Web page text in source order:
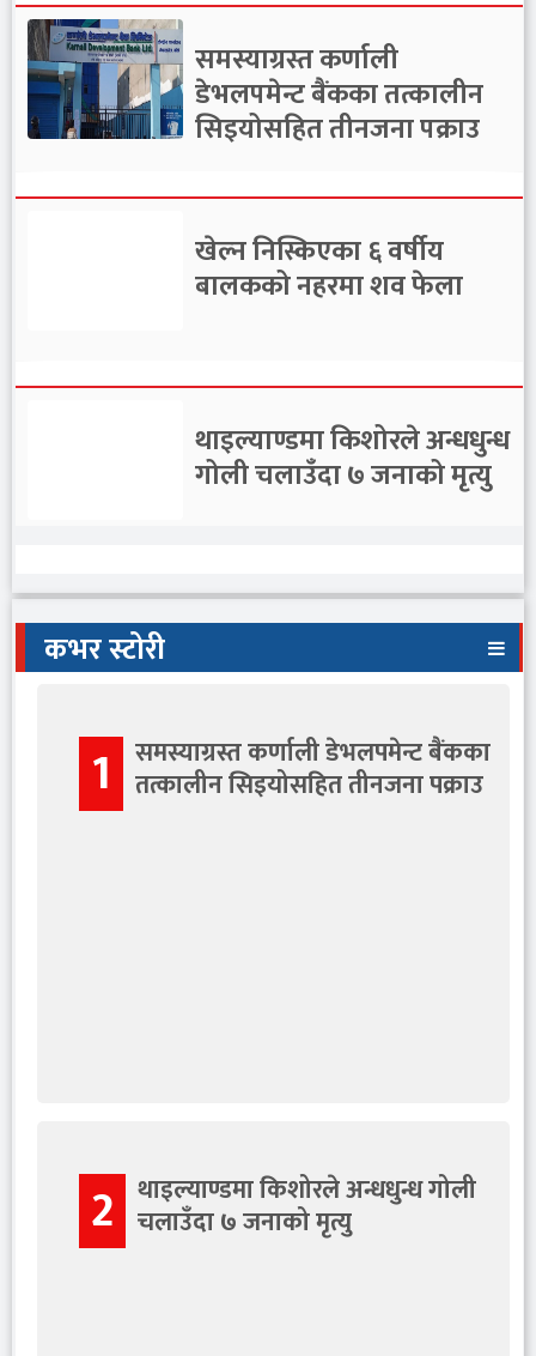
समस्याग्रस्त कर्णाली
डेभलपमेन्ट बैंकका तत्कालीन
सिइयोसहित तीनजना पक्राउ
खेल्न निस्किएका ६ वर्षीय
बालकको नहरमा शव फेला
थाइल्याण्डमा किशोरले अन्धधुन्ध
गोली चलाउँदा ७ जनाको मृत्यु
प्रतिनिधि सभामा चार विधेयक
पेस
कभर स्टोरी
1 समस्याग्रस्त कर्णाली डेभलपमेन्ट बैंकका
तत्कालीन सिइयोसहित तीनजना पक्राउ
2 थाइल्याण्डमा किशोरले अन्धधुन्ध गोली
चलाउँदा ७ जनाको मृत्यु